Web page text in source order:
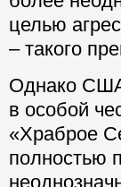
целью
– такого
Однако США
в особой
«Храброе
полностью